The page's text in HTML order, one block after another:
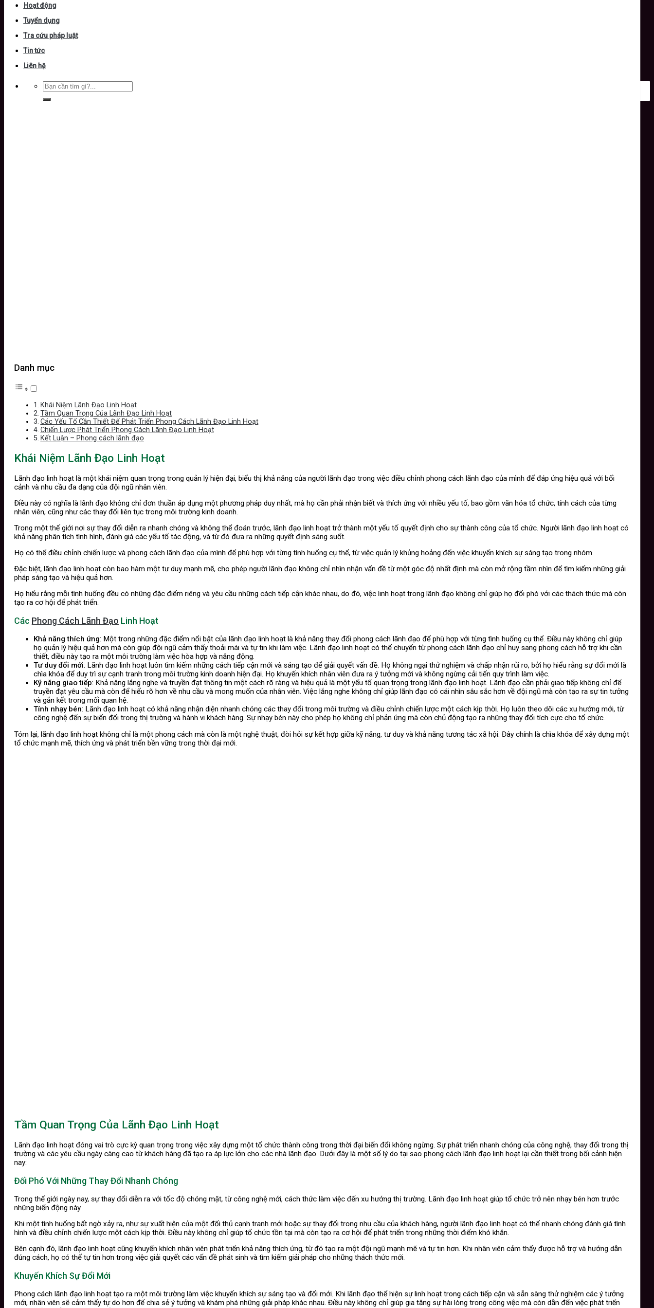
Hoạt động
Tuyển dụng
Tra cứu pháp luật
Tin tức
Liên hệ
Danh mục
Khái Niệm Lãnh Đạo Linh Hoạt
Tầm Quan Trọng Của Lãnh Đạo Linh Hoạt
Các Yếu Tố Cần Thiết Để Phát Triển Phong Cách Lãnh Đạo Linh Hoạt
Chiến Lược Phát Triển Phong Cách Lãnh Đạo Linh Hoạt
Kết Luận – Phong cách lãnh đạo
Khái Niệm Lãnh Đạo Linh Hoạt
Lãnh đạo linh hoạt là một khái niệm quan trọng trong quản lý hiện đại, biểu thị khả năng của người lãnh đạo trong việc điều chỉnh phong cách lãnh đạo của mình để đáp ứng hiệu quả với bối
cảnh và nhu cầu đa dạng của đội ngũ nhân viên.
Điều này có nghĩa là lãnh đạo không chỉ đơn thuần áp dụng một phương pháp duy nhất, mà họ cần phải nhận biết và thích ứng với nhiều yếu tố, bao gồm văn hóa tổ chức, tính cách của từng
nhân viên, cũng như các thay đổi liên tục trong môi trường kinh doanh.
Trong một thế giới nơi sự thay đổi diễn ra nhanh chóng và không thể đoán trước, lãnh đạo linh hoạt trở thành một yếu tố quyết định cho sự thành công của tổ chức. Người lãnh đạo linh hoạt có
khả năng phân tích tình hình, đánh giá các yếu tố tác động, và từ đó đưa ra những quyết định sáng suốt.
Họ có thể điều chỉnh chiến lược và phong cách lãnh đạo của mình để phù hợp với từng tình huống cụ thể, từ việc quản lý khủng hoảng đến việc khuyến khích sự sáng tạo trong nhóm.
Đặc biệt, lãnh đạo linh hoạt còn bao hàm một tư duy mạnh mẽ, cho phép người lãnh đạo không chỉ nhìn nhận vấn đề từ một góc độ nhất định mà còn mở rộng tầm nhìn để tìm kiếm những giải
pháp sáng tạo và hiệu quả hơn.
Họ hiểu rằng mỗi tình huống đều có những đặc điểm riêng và yêu cầu những cách tiếp cận khác nhau, do đó, việc linh hoạt trong lãnh đạo không chỉ giúp họ đối phó với các thách thức mà còn
tạo ra cơ hội để phát triển.
Các Phong Cách Lãnh Đạo Linh Hoạt
Khả năng thích ứng: Một trong những đặc điểm nổi bật của lãnh đạo linh hoạt là khả năng thay đổi phong cách lãnh đạo để phù hợp với từng tình huống cụ thể. Điều này không chỉ giúp
họ quản lý hiệu quả hơn mà còn giúp đội ngũ cảm thấy thoải mái và tự tin khi làm việc. Lãnh đạo linh hoạt có thể chuyển từ phong cách lãnh đạo chỉ huy sang phong cách hỗ trợ khi cần
thiết, điều này tạo ra một môi trường làm việc hòa hợp và năng động.
Tư duy đổi mới: Lãnh đạo linh hoạt luôn tìm kiếm những cách tiếp cận mới và sáng tạo để giải quyết vấn đề. Họ không ngại thử nghiệm và chấp nhận rủi ro, bởi họ hiểu rằng sự đổi mới là
chìa khóa để duy trì sự cạnh tranh trong môi trường kinh doanh hiện đại. Họ khuyến khích nhân viên đưa ra ý tưởng mới và không ngừng cải tiến quy trình làm việc.
Kỹ năng giao tiếp: Khả năng lắng nghe và truyền đạt thông tin một cách rõ ràng và hiệu quả là một yếu tố quan trọng trong lãnh đạo linh hoạt. Lãnh đạo cần phải giao tiếp không chỉ để
truyền đạt yêu cầu mà còn để hiểu rõ hơn về nhu cầu và mong muốn của nhân viên. Việc lắng nghe không chỉ giúp lãnh đạo có cái nhìn sâu sắc hơn về đội ngũ mà còn tạo ra sự tin tưởng
và gắn kết trong mối quan hệ.
Tính nhạy bén: Lãnh đạo linh hoạt có khả năng nhận diện nhanh chóng các thay đổi trong môi trường và điều chỉnh chiến lược một cách kịp thời. Họ luôn theo dõi các xu hướng mới, từ
công nghệ đến sự biến đổi trong thị trường và hành vi khách hàng. Sự nhạy bén này cho phép họ không chỉ phản ứng mà còn chủ động tạo ra những thay đổi tích cực cho tổ chức.
Tóm lại, lãnh đạo linh hoạt không chỉ là một phong cách mà còn là một nghệ thuật, đòi hỏi sự kết hợp giữa kỹ năng, tư duy và khả năng tương tác xã hội. Đây chính là chìa khóa để xây dựng một
tổ chức mạnh mẽ, thích ứng và phát triển bền vững trong thời đại mới.
Tầm Quan Trọng Của Lãnh Đạo Linh Hoạt
Lãnh đạo linh hoạt đóng vai trò cực kỳ quan trọng trong việc xây dựng một tổ chức thành công trong thời đại biến đổi không ngừng. Sự phát triển nhanh chóng của công nghệ, thay đổi trong thị
trường và các yêu cầu ngày càng cao từ khách hàng đã tạo ra áp lực lớn cho các nhà lãnh đạo. Dưới đây là một số lý do tại sao phong cách lãnh đạo linh hoạt lại cần thiết trong bối cảnh hiện
nay:
Đối Phó Với Những Thay Đổi Nhanh Chóng
Trong thế giới ngày nay, sự thay đổi diễn ra với tốc độ chóng mặt, từ công nghệ mới, cách thức làm việc đến xu hướng thị trường. Lãnh đạo linh hoạt giúp tổ chức trở nên nhạy bén hơn trước
những biến động này.
Khi một tình huống bất ngờ xảy ra, như sự xuất hiện của một đối thủ cạnh tranh mới hoặc sự thay đổi trong nhu cầu của khách hàng, người lãnh đạo linh hoạt có thể nhanh chóng đánh giá tình
hình và điều chỉnh chiến lược một cách kịp thời. Điều này không chỉ giúp tổ chức tồn tại mà còn tạo ra cơ hội để phát triển trong những thời điểm khó khăn.
Bên cạnh đó, lãnh đạo linh hoạt cũng khuyến khích nhân viên phát triển khả năng thích ứng, từ đó tạo ra một đội ngũ mạnh mẽ và tự tin hơn. Khi nhân viên cảm thấy được hỗ trợ và hướng dẫn
đúng cách, họ có thể tự tin hơn trong việc giải quyết các vấn đề phát sinh và tìm kiếm giải pháp cho những thách thức mới.
Khuyến Khích Sự Đổi Mới
Phong cách lãnh đạo linh hoạt tạo ra một môi trường làm việc khuyến khích sự sáng tạo và đổi mới. Khi lãnh đạo thể hiện sự linh hoạt trong cách tiếp cận và sẵn sàng thử nghiệm các ý tưởng
mới, nhân viên sẽ cảm thấy tự do hơn để chia sẻ ý tưởng và khám phá những giải pháp khác nhau. Điều này không chỉ giúp gia tăng sự hài lòng trong công việc mà còn dẫn đến việc phát triển